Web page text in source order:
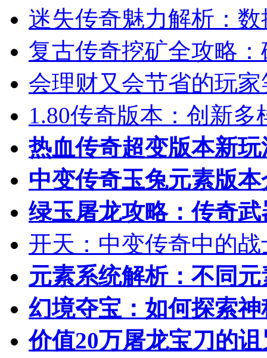
迷失传奇魅力解析：
复古传奇挖矿全攻略
会理财又会节省的玩
1.80传奇版本：创新多
热血传奇超变版本新
中变传奇玉兔元素版
绿玉屠龙攻略：传奇
开天：中变传奇中的
元素系统解析：不同
幻境夺宝：如何探索
价值20万屠龙宝刀的